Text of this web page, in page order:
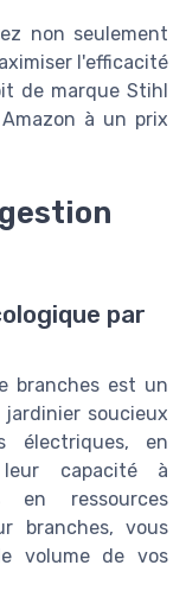
non seulement
l'efficacité
de marque Stihl
à un prix
par
branches est un
soucieux
électriques, en
capacité à
en ressources
branches, vous
volume de vos